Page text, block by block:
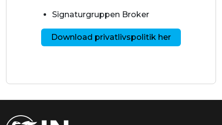
Signaturgruppen Broker
Download privatlivspolitik her